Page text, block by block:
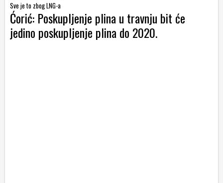
Sve je to zbog LNG-a
Ćorić: Poskupljenje plina u travnju bit će
jedino poskupljenje plina do 2020.